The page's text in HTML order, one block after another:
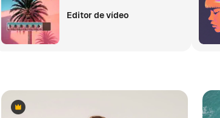
Editor de vídeo
Premium
Premium